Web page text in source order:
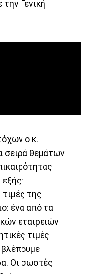
Γενική
ο κ.
σειρά θεμάτων
τιμές της
ένα από τα
εταιρειών
τιμές
βλέπουμε
Οι σωστές